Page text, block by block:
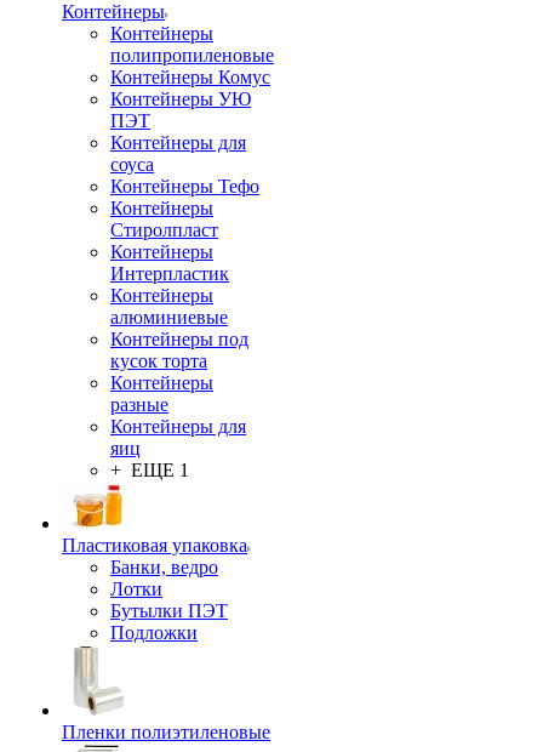
Контейнеры
Контейнеры
полипропиленовые
Контейнеры Комус
Контейнеры УЮ
ПЭТ
Контейнеры для
соуса
Контейнеры Тефо
Контейнеры
Стиролпласт
Контейнеры
Интерпластик
Контейнеры
алюминиевые
Контейнеры под
кусок торта
Контейнеры
разные
Контейнеры для
яиц
+ ЕЩЕ 1
Пластиковая упаковка
Банки, ведро
Лотки
Бутылки ПЭТ
Подложки
Пленки полиэтиленовые